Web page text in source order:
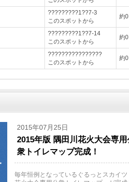
?????????1??7-3
このスポットから
約
?????????1??7-14
このスポットから
約
????????????????
このスポットから
約
2015年07月25日
2015年版 隅田川花火大会専用
衆トイレマップ完成！
毎年恒例となっているぐるっとスカイ